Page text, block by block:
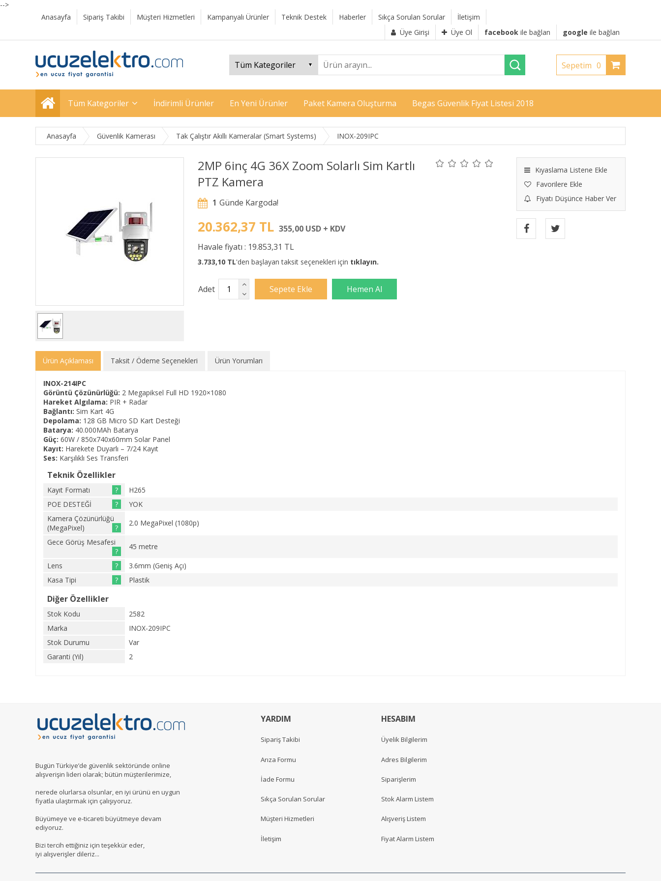
-->
Anasayfa
Sipariş Takibi Müşteri Hizmetleri Kampanyalı Ürünler Teknik Destek Haberler Sıkça Sorulan Sorular
İletişim
Üye Girişi
Üye Ol facebook ile bağlan google ile bağlan
Sepetim 0
Tüm Kategoriler İndirimli Ürünler En Yeni Ürünler Paket Kamera Oluşturma Begas Güvenlik Fiyat Listesi 2018
Anasayfa Güvenlik Kamerası Tak Çalıştır Akıllı Kameralar (Smart Systems) INOX-209IPC
2MP 6inç 4G 36X Zoom Solarlı Sim Kartlı
PTZ Kamera
Kıyaslama Listene Ekle
Favorilere Ekle
Fiyatı Düşünce Haber Ver
1
20.362,37 TL 355,00 USD + KDV
Havale fiyatı : 19.853,31 TL
3.733,10 TL'den başlayan taksit seçenekleri için tıklayın.
Adet
Ürün Açıklaması Taksit / Ödeme Seçenekleri Ürün Yorumları
INOX-214IPC
Görüntü Çözünürlüğü: 2 Megapiksel Full HD 1920×1080
Hareket Algılama: PIR + Radar
Bağlantı: Sim Kart 4G
Depolama: 128 GB Micro SD Kart Desteği
Batarya: 40.000MAh Batarya
Güç: 60W / 850x740x60mm Solar Panel
Kayıt: Harekete Duyarlı – 7/24 Kayıt
Ses: Karşılıklı Ses Transferi
Teknik Özellikler
Kayıt Formatı ?
H265
POE DESTEĞİ
?
YOK
Kamera Çözünürlüğü
(MegaPixel)
?
2.0 MegaPixel (1080p)
Gece Görüş Mesafesi
?
45 metre
Lens ?
3.6mm (Geniş Açı)
Kasa Tipi
? Plastik
Diğer Özellikler
Stok Kodu
2582
Marka
INOX-209IPC
Stok Durumu
Var
Garanti (Yıl)
2
Bugün Türkiye’de güvenlik sektöründe online
alışverişin lideri olarak; bütün müşterilerimize,
nerede olurlarsa olsunlar, en iyi ürünü en uygun
fiyatla ulaştırmak için çalışıyoruz.
Büyümeye ve e-ticareti büyütmeye devam
ediyoruz.
Bizi tercih ettiğiniz için teşekkür eder,
iyi alışverişler dileriz...
YARDIM
Sipariş Takibi
Arıza Formu
İade Formu
Sıkça Sorulan Sorular
Müşteri Hizmetleri
İletişim
HESABIM
Üyelik Bilgilerim
Adres Bilgilerim
Siparişlerim
Stok Alarm Listem
Alışveriş Listem
Fiyat Alarm Listem